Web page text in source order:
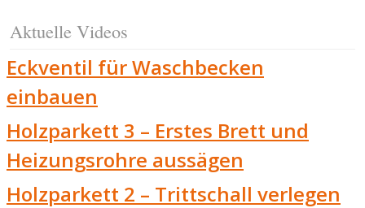
Aktuelle Videos
Eckventil für Waschbecken
einbauen
Holzparkett 3 – Erstes Brett und
Heizungsrohre aussägen
Holzparkett 2 – Trittschall verlegen